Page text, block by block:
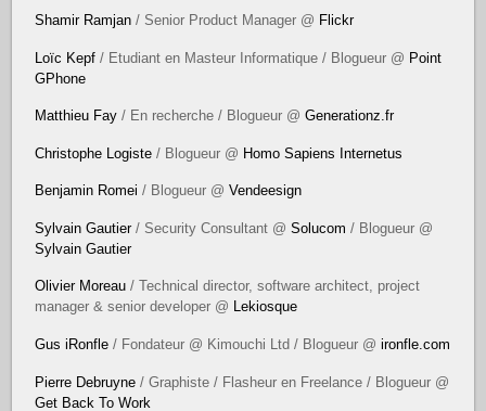
Shamir Ramjan / Senior Product Manager @ Flickr
Loïc Kepf / Etudiant en Masteur Informatique / Blogueur @ Point
GPhone
Matthieu Fay / En recherche / Blogueur @Generationz.fr
Christophe Logiste / Blogueur @ Homo Sapiens Internetus
Benjamin Romei / Blogueur @Vendeesign
Sylvain Gautier/ Security Consultant @Solucom / Blogueur @
Sylvain Gautier
Olivier Moreau / Technical director, software architect, project
manager & senior developer @ Lekiosque
Gus iRonfle / Fondateur @ Kimouchi Ltd / Blogueur @ironfle.com
Pierre Debruyne / Graphiste / Flasheur en Freelance / Blogueur @
Get Back To Work